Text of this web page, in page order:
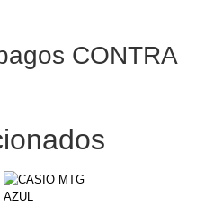
CONTRA